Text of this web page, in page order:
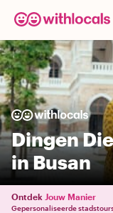
Dingen
in Busan
Ontdek Jouw Manier
Gepersonaliseerde